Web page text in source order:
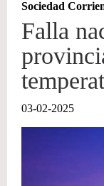
Sociedad
Falla
03-02-2025